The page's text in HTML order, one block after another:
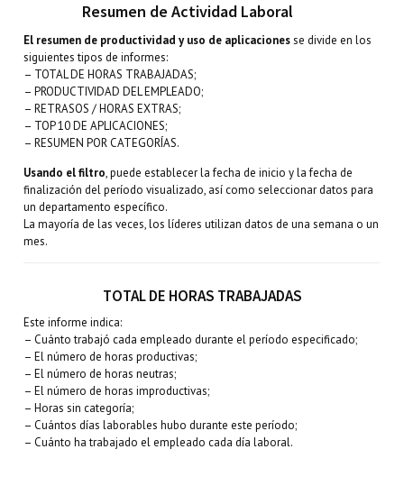
Resumen de Actividad Laboral
El resumen de productividad y uso de aplicacionesse divide en los
siguientes tipos de informes:
– TOTAL DE HORAS TRABAJADAS;
– PRODUCTIVIDAD DEL EMPLEADO;
– RETRASOS / HORAS EXTRAS;
– TOP 10 DE APLICACIONES;
– RESUMEN POR CATEGORÍAS.
Usando el filtro, puede establecer la fecha de inicio y la fecha de
finalización del período visualizado, así como seleccionar datos para
un departamento específico.
La mayoría de las veces, los líderes utilizan datos de una semana o un
mes.
TOTAL DE HORAS TRABAJADAS
Este informe indica:
– Cuánto trabajó cada empleado durante el período especificado;
– El número de horas productivas;
– El número de horas neutras;
– El número de horas improductivas;
– Horas sin categoría;
– Cuántos días laborables hubo durante este período;
– Cuánto ha trabajado el empleado cada día laboral.